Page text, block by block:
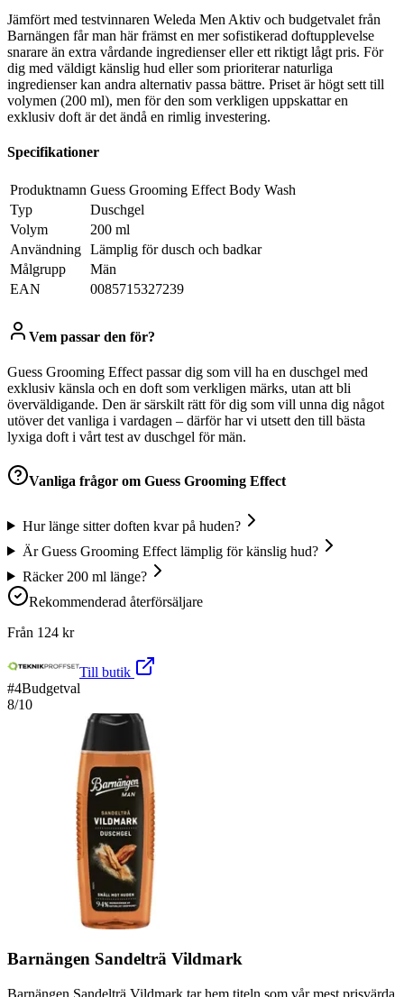
Jämfört med testvinnaren Weleda Men Aktiv och budgetvalet från
Barnängen får man här främst en mer sofistikerad doftupplevelse
snarare än extra vårdande ingredienser eller ett riktigt lågt pris. För
dig med väldigt känslig hud eller som prioriterar naturliga
ingredienser kan andra alternativ passa bättre. Priset är högt sett till
volymen (200 ml), men för den som verkligen uppskattar en
exklusiv doft är det ändå en rimlig investering.
Specifikationer
Produktnamn Guess Grooming Effect Body Wash
Typ
Duschgel
Volym
200 ml
Användning Lämplig för dusch och badkar
Målgrupp
Män
EAN
0085715327239
Vem passar den för?
Guess Grooming Effect passar dig som vill ha en duschgel med
exklusiv känsla och en doft som verkligen märks, utan att bli
överväldigande. Den är särskilt rätt för dig som vill unna dig något
utöver det vanliga i vardagen – därför har vi utsett den till bästa
lyxiga doft i vårt test av duschgel för män.
Vanliga frågor om Guess Grooming Effect
Hur länge sitter doften kvar på huden?
Är Guess Grooming Effect lämplig för känslig hud?
Räcker 200 ml länge?
Rekommenderad återförsäljare
Från 124 kr
Till butik
#4Budgetval
8/10
Barnängen Sandelträ Vildmark
Barnängen Sandelträ Vildmark tar hem titeln som vår mest prisvärda